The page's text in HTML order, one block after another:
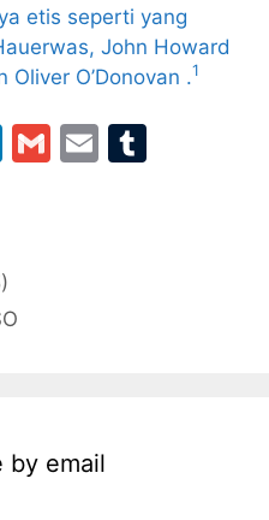
etis seperti yang
John Howard
Oliver O’Donovan .1
Li
dI
n
G
E
by email